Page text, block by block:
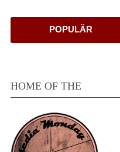
POPULÄR
HOME OF THE